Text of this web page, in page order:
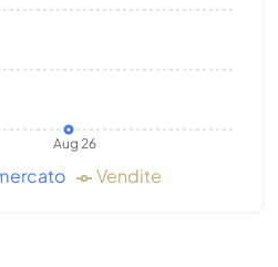
Aug 26
Vendite